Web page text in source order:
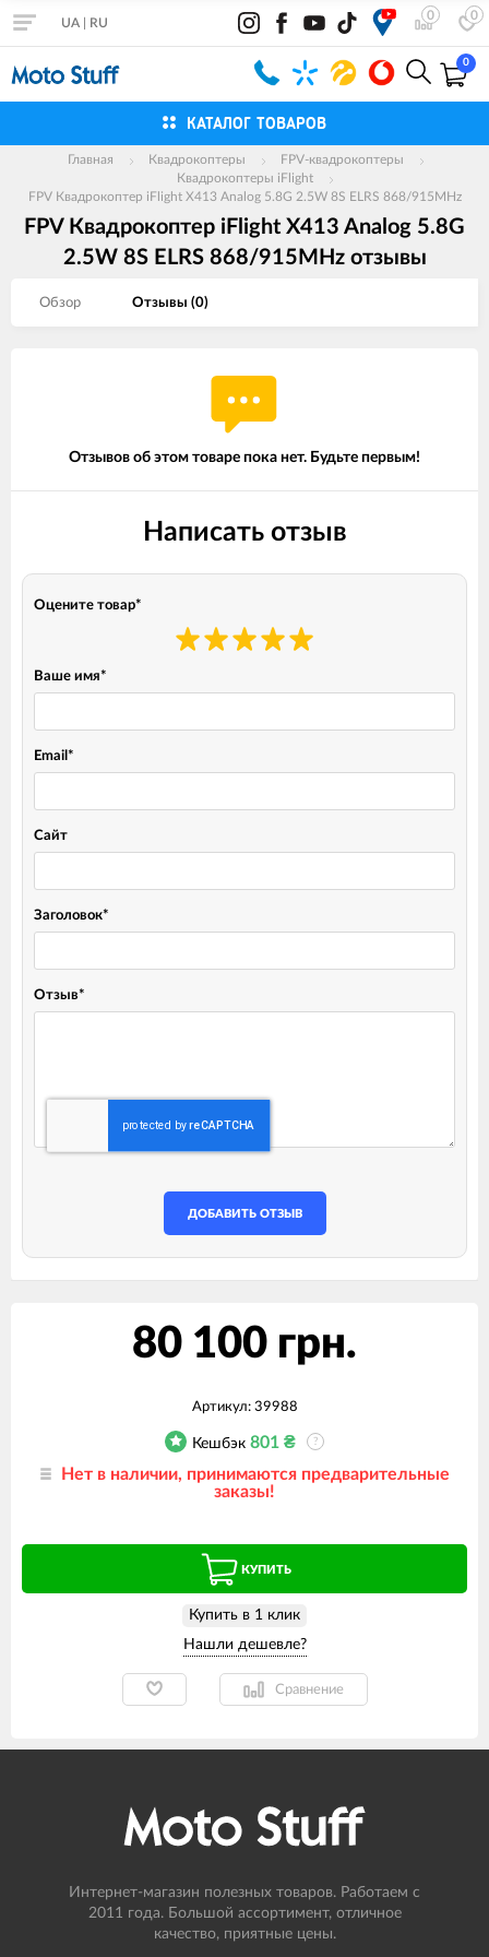
0 0
UA RU
0
КАТАЛОГ ТОВАРОВ
Главная Квадрокоптеры
FPV-квадрокоптеры
Квадрокоптеры iFlight
FPV Квадрокоптер iFlight X413 Analog 5.8G 2.5W 8S ELRS 868/915MHz
FPV Квадрокоптер iFlight X413 Analog 5.8G
2.5W 8S ELRS 868/915MHz отзывы
Обзор Отзывы (0)
Отзывов об этом товаре пока нет. Будьте первым!
Написать отзыв
Оцените товар*
Ваше имя*
Email *
Сайт
Заголовок*
Отзыв*
ДОБАВИТЬ ОТЗЫВ
80 100 грн.
Артикул: 39988
Кешбэк 801 ₴ ?
Нет в наличии, принимаются предварительные
заказы!
КУПИТЬ
Купить в 1 клик
Сравнение
Интернет-магазин полезных товаров. Работаем с
2011 года. Большой ассортимент, отличное
качество, приятные цены.